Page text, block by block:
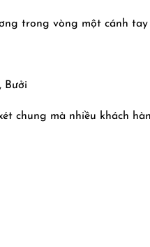
trong vòng một cánh tay
Bưởi
chung mà nhiều khách